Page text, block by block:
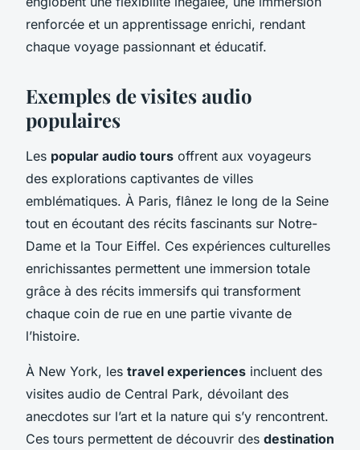
renforcée et un apprentissage enrichi, rendant
chaque voyage passionnant et éducatif.
Exemples de visites audio
populaires
Les popular audio tours offrent aux voyageurs
des explorations captivantes de villes
emblématiques. À Paris, flânez le long de la Seine
tout en écoutant des récits fascinants sur Notre-
Dame et la Tour Eiffel. Ces expériences culturelles
enrichissantes permettent une immersion totale
grâce à des récits immersifs qui transforment
chaque coin de rue en une partie vivante de
l’histoire.
À New York, les travel experiences incluent des
visites audio de Central Park, dévoilant des
anecdotes sur l’art et la nature qui s’y rencontrent.
Ces tours permettent de découvrir des destination